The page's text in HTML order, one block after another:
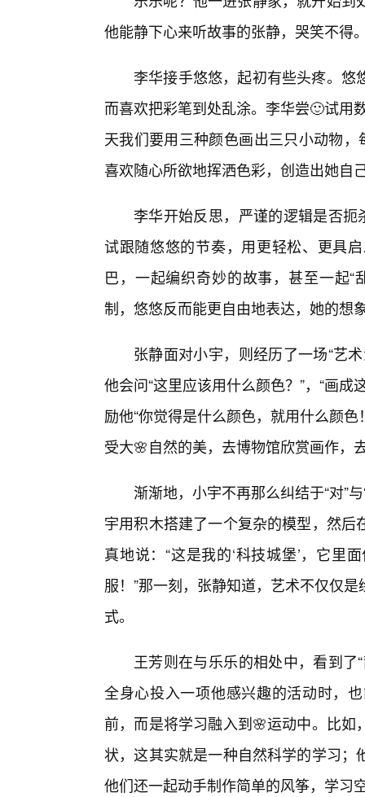
他能静下心来听故事的张静，哭笑不得
李华接手悠悠，起初有些头疼。悠
而喜欢把彩笔到处乱涂。李华尝🙂试用
天我们要用三种颜色画出三只小动物
喜欢随心所欲地挥洒色彩，创造出她自
李华开始反思，严谨的逻辑是否扼
试跟随悠悠的节奏，用更轻松、更具
巴，一起编织奇妙的故事，甚至一起
制，悠悠反而能更自由地表达，她的想
张静面对小宇，则经历了一场“艺
他会问“这里应该用什么颜色？”，“画
励他“你觉得是什么颜色，就用什么颜
受大🌸自然的美，去博物馆欣赏画作，
渐渐地，小宇不再那么纠结于“对”
宇用积木搭建了一个复杂的模型，然
真地说：“这是我的‘科技城堡’，它里
服！”那一刻，张静知道，艺术不仅仅
式。
王芳则在与乐乐的相处中，看到了
全身心投入一项他感兴趣的活动时，
前，而是将学习融入到🌸运动中。比
状，这其实就是一种自然科学的学习
他们还一起动手制作简单的风筝，学习